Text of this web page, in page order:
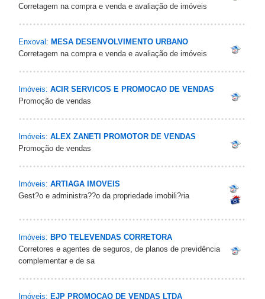
Corretagem na compra e venda e avaliação de imóveis
Enxoval: MESA DESENVOLVIMENTO URBANO
Corretagem na compra e venda e avaliação de imóveis
Imóveis: ACIR SERVICOS E PROMOCAO DE VENDAS
Promoção de vendas
Imóveis: ALEX ZANETI PROMOTOR DE VENDAS
Promoção de vendas
Imóveis: ARTIAGA IMOVEIS
Gest?o e administra??o da propriedade imobili?ria
Imóveis: BPO TELEVENDAS CORRETORA
Corretores e agentes de seguros, de planos de previdência
complementar e de sa
Imóveis: EJP PROMOCAO DE VENDAS LTDA